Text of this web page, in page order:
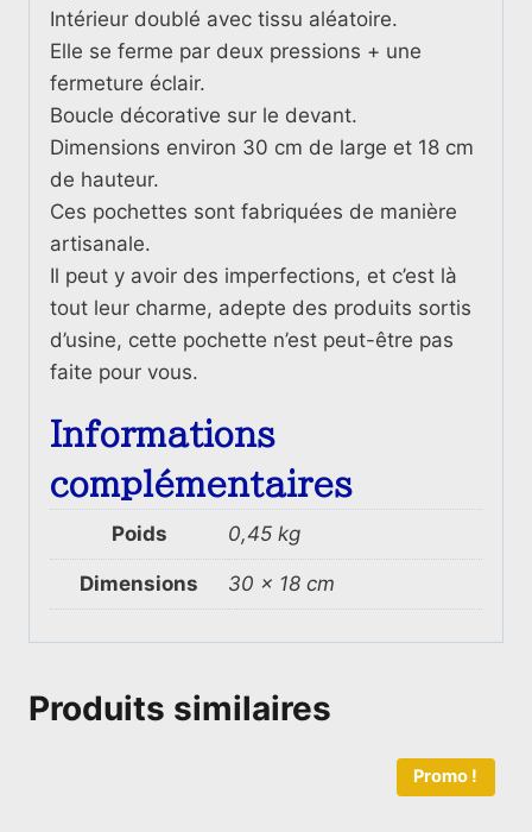
Intérieur doublé avec tissu aléatoire.
Elle se ferme par deux pressions + une
fermeture éclair.
Boucle décorative sur le devant.
Dimensions environ 30 cm de large et 18 cm
de hauteur.
Ces pochettes sont fabriquées de manière
artisanale.
Il peut y avoir des imperfections, et c’est là
tout leur charme, adepte des produits sortis
d’usine, cette pochette n’est peut-être pas
faite pour vous.
Informations
complémentaires
Poids 0,45 kg
Dimensions 30 × 18 cm
Produits similaires
Promo !